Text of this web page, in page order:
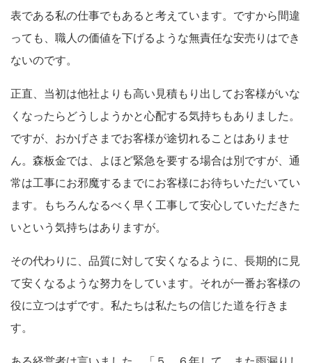
表である私の仕事でもあると考えています。ですから間違
っても、職人の価値を下げるような無責任な安売りはでき
ないのです。
正直、当初は他社よりも高い見積もり出してお客様がいな
くなったらどうしようかと心配する気持ちもありました。
ですが、おかげさまでお客様が途切れることはありませ
ん。森板金では、よほど緊急を要する場合は別ですが、通
常は工事にお邪魔するまでにお客様にお待ちいただいてい
ます。もちろんなるべく早く工事して安心していただきた
いという気持ちはありますが。
その代わりに、品質に対して安くなるように、長期的に見
て安くなるような努力をしています。それが一番お客様の
役に立つはずです。私たちは私たちの信じた道を行きま
す。